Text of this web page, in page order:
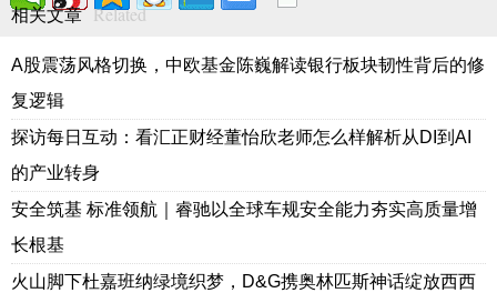
相关文章 Related
A股震荡风格切换，中欧基金陈巍解读银行板块韧性背后的修
复逻辑
探访每日互动：看汇正财经董怡欣老师怎么样解析从DI到AI
的产业转身
安全筑基 标准领航｜睿驰以全球车规安全能力夯实高质量增
长根基
火山脚下杜嘉班纳绿境织梦，D&G携奥林匹斯神话绽放西西